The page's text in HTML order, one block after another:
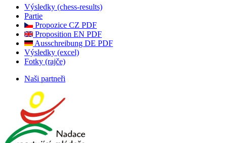
Výsledky (chess-results)
Partie
Propozice CZ PDF
Proposition EN PDF
Ausschreibung DE PDF
Výsledky (excel)
Fotky (rajče)
Naši partneři